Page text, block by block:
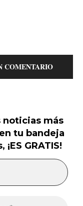
COMENTARIO
noticias más
tu bandeja
GRATIS!